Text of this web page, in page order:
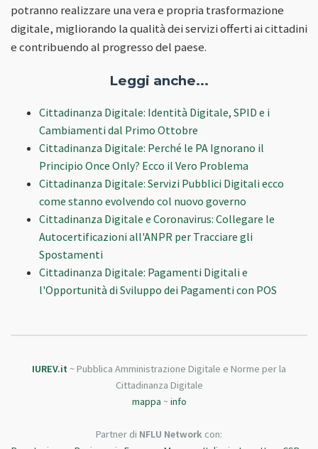
potranno realizzare una vera e propria trasformazione
digitale, migliorando la qualità dei servizi offerti ai cittadini
e contribuendo al progresso del paese.
Leggi anche...
Cittadinanza Digitale: Identità Digitale, SPID e i
Cambiamenti dal Primo Ottobre
Cittadinanza Digitale: Perché le PA Ignorano il
Principio Once Only? Ecco il Vero Problema
Cittadinanza Digitale: Servizi Pubblici Digitali ecco
come stanno evolvendo col nuovo governo
Cittadinanza Digitale e Coronavirus: Collegare le
Autocertificazioni all'ANPR per Tracciare gli
Spostamenti
Cittadinanza Digitale: Pagamenti Digitali e
l'Opportunità di Sviluppo dei Pagamenti con POS
IUREV.it ~ Pubblica Amministrazione Digitale e Norme per la
Cittadinanza Digitale
mappa ~info
Partner di NFLU Network con: